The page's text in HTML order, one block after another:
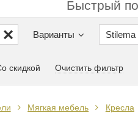
Быстрый
Варианты Stilema
Очистить фильтр
скидкой
Мягкая мебель Кресла